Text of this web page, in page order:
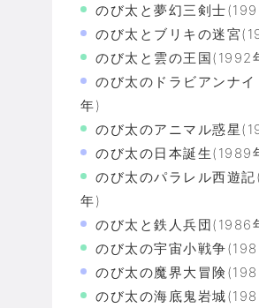
のび太と夢幻三剣士
のび太とブリキの迷宮
のび太と雲の王国(1992
のび太のドラビアンナイ
年)
のび太のアニマル惑星
のび太の日本誕生(1989
のび太のパラレル西遊
年)
のび太と鉄人兵団(1986
のび太の宇宙小戦争
のび太の魔界大冒険
のび太の海底鬼岩城